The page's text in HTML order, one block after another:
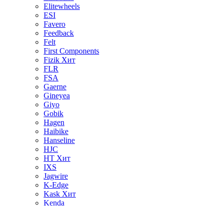
Elitewheels
ESI
Favero
Feedback
Felt
First Components
Fizik Хит
FLR
FSA
Gaerne
Gineyea
Giyo
Gobik
Hagen
Haibike
Hanseline
HJC
HT Хит
IXS
Jagwire
K-Edge
Kask Хит
Kenda